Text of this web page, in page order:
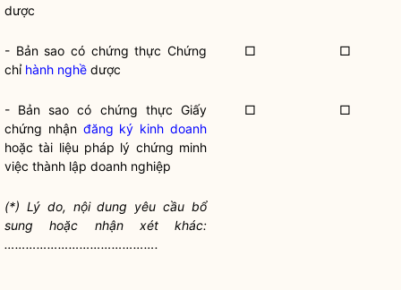
dược
- Bản sao có chứng thực Chứng
chỉ hành nghề dược
□ □
- Bản sao có chứng thực Giấy
chứng nhận đăng ký kinh doanh
hoặc tài liệu pháp lý chứng minh
việc thành lập doanh nghiệp
□ □
(*) Lý do, nội dung yêu cầu bổ
sung hoặc nhận xét khác:
…………………………………….